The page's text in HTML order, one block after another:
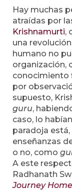
Hay muchas
atraídas por
Krishnamurti,
una
humano no
organización,
conocimiento
por
supuesto,
guru,
caso, lo
paradoja
enseñanzas
o no, como
A este
Radhanath
Journey Home